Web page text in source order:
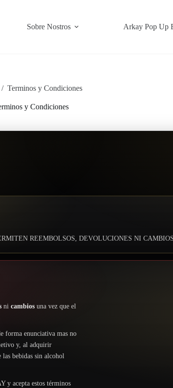
Sobre Nostros Arkay Pop Up
/ Terminos y Condiciones
y Condiciones
REEMBOLSOS, DEVOLUCIONES NI
ni cambios una vez que el
forma enunciativa mas no
y, al adquirir
las bebidas sin alcohol
y acepta estos términos